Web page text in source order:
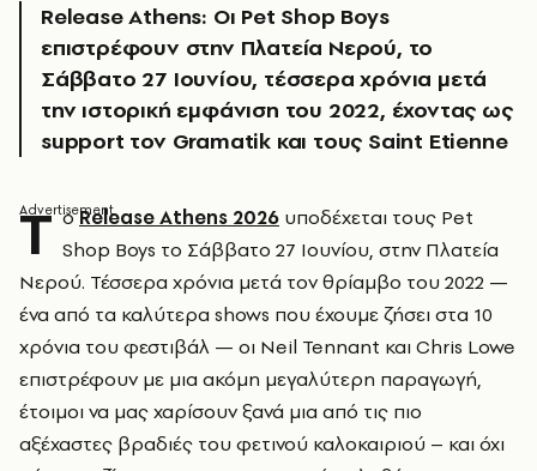
Release Athens: Οι Pet Shop Boys
επιστρέφουν στην Πλατεία Νερού, το
Σάββατο 27 Ιουνίου, τέσσερα χρόνια μετά
την ιστορική εμφάνιση του 2022, έχοντας ως
support τον Gramatik και τους Saint Etienne
Τ οRelease Athens 2026 υποδέχεται τους Pet
Shop Boys το Σάββατο 27 Ιουνίου, στην Πλατεία
Νερού. Τέσσερα χρόνια μετά τον θρίαμβο του 2022 —
ένα από τα καλύτερα shows που έχουμε ζήσει στα 10
χρόνια του φεστιβάλ — οι Neil Tennant και Chris Lowe
επιστρέφουν με μια ακόμη μεγαλύτερη παραγωγή,
έτοιμοι να μας χαρίσουν ξανά μια από τις πιο
αξέχαστες βραδιές του φετινού καλοκαιριού – και όχι